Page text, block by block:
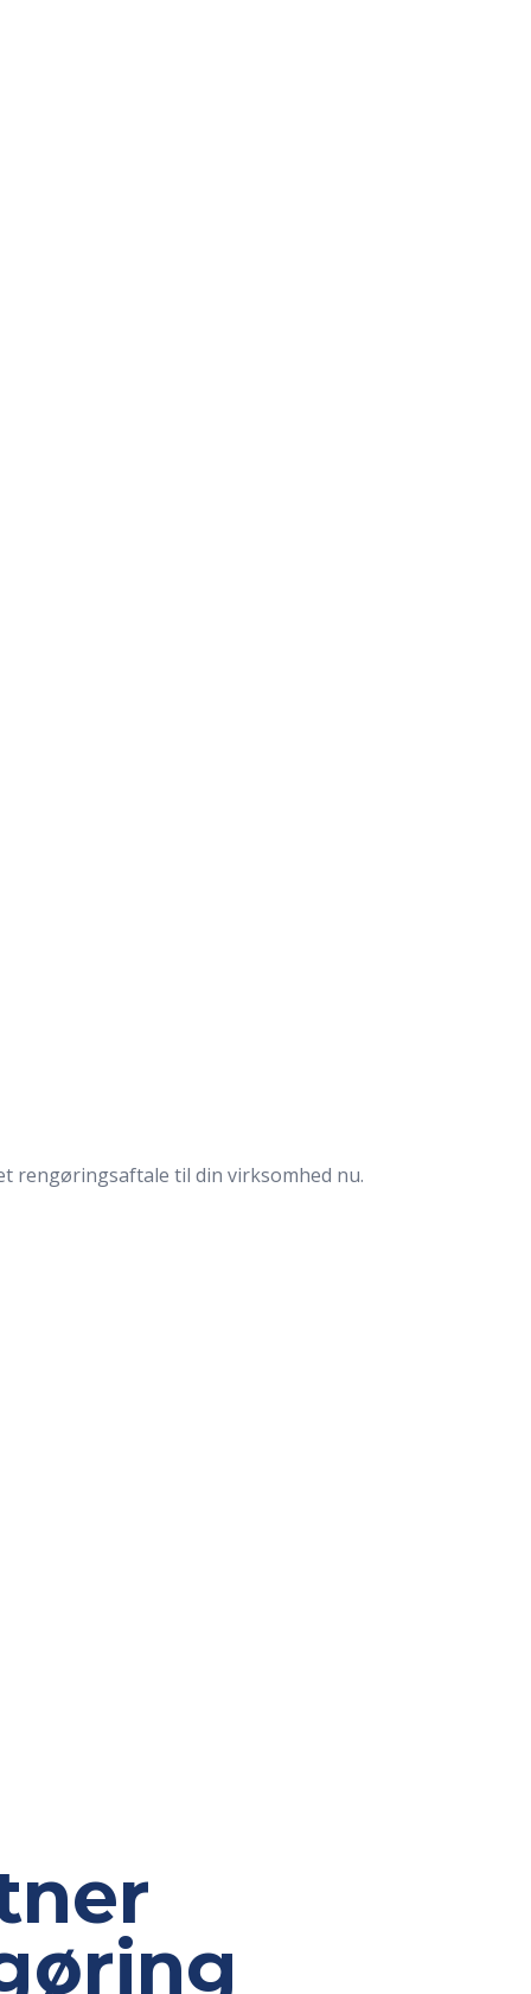
rengøringsaftale til din virksomhed nu.